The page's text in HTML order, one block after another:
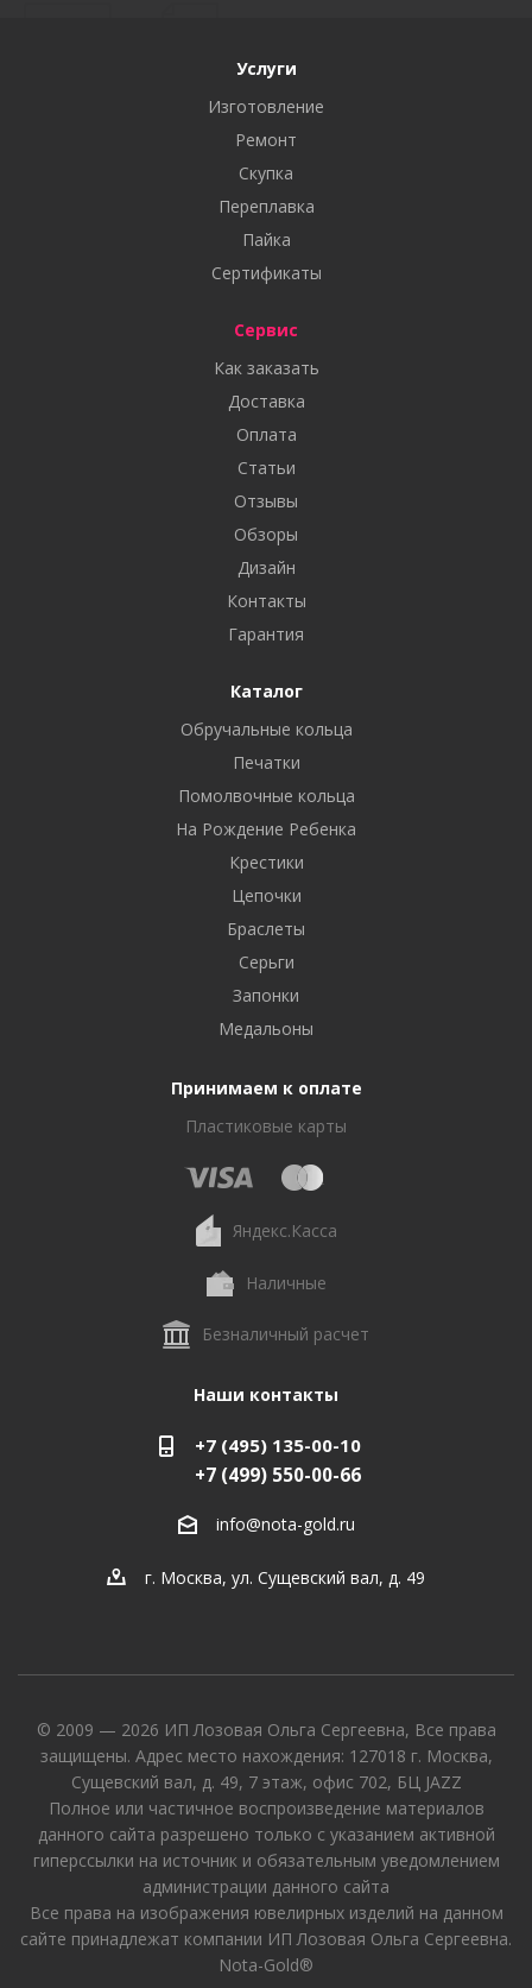
Услуги
Изготовление
Ремонт
Скупка
Переплавка
Пайка
Сертификаты
Сервис
Как заказать
Доставка
Оплата
Статьи
Отзывы
Обзоры
Дизайн
Контакты
Гарантия
Каталог
Обручальные кольца
Печатки
Помолвочные кольца
На Рождение Ребенка
Крестики
Цепочки
Браслеты
Серьги
Запонки
Медальоны
Принимаем к оплате
Пластиковые карты
Яндекс.Касса
Наличные
Безналичный расчет
Наши контакты
+7 (495) 135-00-10
+7 (499) 550-00-66
info@nota-gold.ru
г. Москва, ул. Сущевский вал, д. 49
© 2009 — 2026 ИП Лозовая Ольга Сергеевна, Все права
защищены. Адрес место нахождения: 127018 г. Москва,
Сущевский вал, д. 49, 7 этаж, офис 702, БЦ JAZZ
Полное или частичное воспроизведение материалов
данного сайта разрешено только с указанием активной
гиперссылки на источник и обязательным уведомлением
администрации данного сайта
Все права на изображения ювелирных изделий на данном
сайте принадлежат компании ИП Лозовая Ольга Сергеевна.
Nota-Gold®